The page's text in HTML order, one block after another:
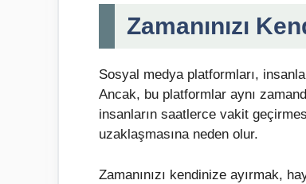
Zamanınızı
Sosyal medya platformları,
Ancak, bu platformlar aynı
insanların saatlerce vakit
uzaklaşmasına neden olur.
Zamanınızı kendinize ayırmak,